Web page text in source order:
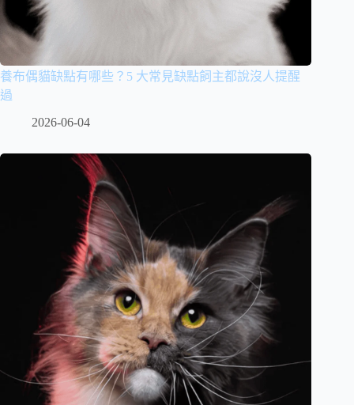
養布偶貓缺點有哪些？5 大常見缺點飼主都說沒人提醒
過
2026-06-04